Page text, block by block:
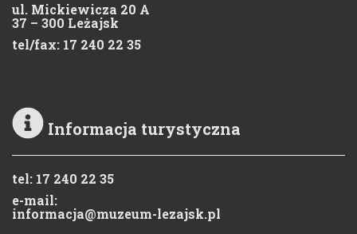
ul. Mickiewicza 20 A
37 – 300 Leżajsk
tel/fax: 17 240 22 35
Informacja turystyczna
tel: 17 240 22 35
e-mail:
informacja@muzeum-lezajsk.pl